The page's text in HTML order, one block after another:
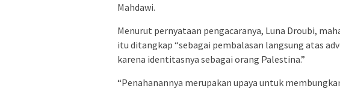
Mahdawi.
Menurut pernyataan pengacaranya, Luna Droubi,
itu ditangkap “sebagai pembalasan langsung atas
karena identitasnya sebagai orang Palestina.”
“Penahanannya merupakan upaya untuk